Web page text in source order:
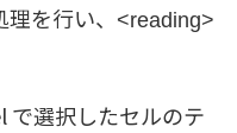
を行い、
<reading>
で選択したセルのテ